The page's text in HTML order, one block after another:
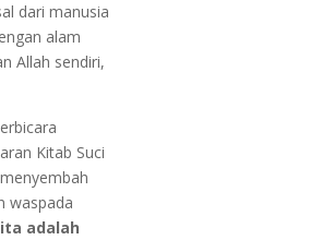
dari manusia
alam
Allah sendiri,
Kitab Suci
waspada
adalah